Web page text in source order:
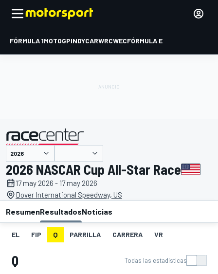
FÓRMULA 1MOTOGPINDYCARWRCWECFÓRMULA E
presentado por
2026 NASCAR Cup All-Star Race
17 may 2026 - 17 may 2026
Dover International Speedway, US
ResumenResultadosNoticias
EL FIP Q PARRILLA CARRERA VR
Q Todas las estadísticas